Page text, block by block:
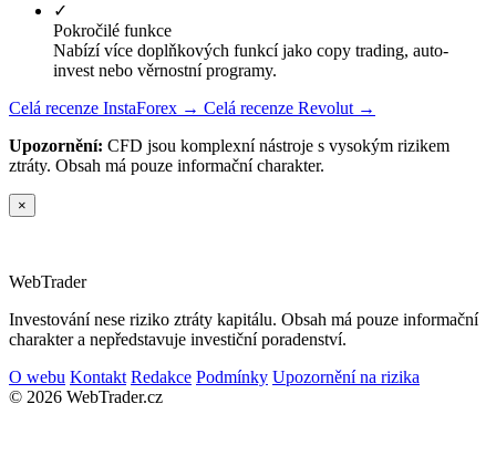
✓
Pokročilé funkce
Nabízí více doplňkových funkcí jako copy trading, auto-
invest nebo věrnostní programy.
Celá recenze InstaForex → Celá recenze Revolut →
Upozornění: CFD jsou komplexní nástroje s vysokým rizikem
ztráty. Obsah má pouze informační charakter.
×
WebTrader
Investování nese riziko ztráty kapitálu. Obsah má pouze informační
charakter a nepředstavuje investiční poradenství.
O webu Kontakt Redakce Podmínky Upozornění na rizika
© 2026 WebTrader.cz